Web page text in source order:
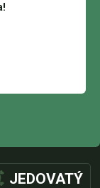
JEDOVATÝ